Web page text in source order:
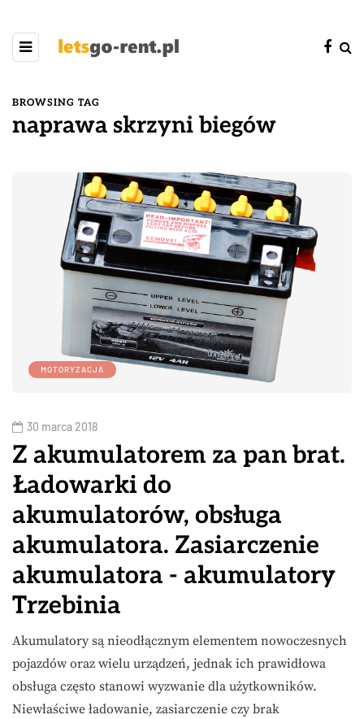
BROWSING TAG
naprawa skrzyni biegów
MOTORYZACJA
30 marca 2018
Z akumulatorem za pan brat.
Ładowarki do
akumulatorów, obsługa
akumulatora. Zasiarczenie
akumulatora - akumulatory
Trzebinia
Akumulatory są nieodłącznym elementem nowoczesnych
pojazdów oraz wielu urządzeń, jednak ich prawidłowa
obsługa często stanowi wyzwanie dla użytkowników.
Niewłaściwe ładowanie, zasiarczenie czy brak